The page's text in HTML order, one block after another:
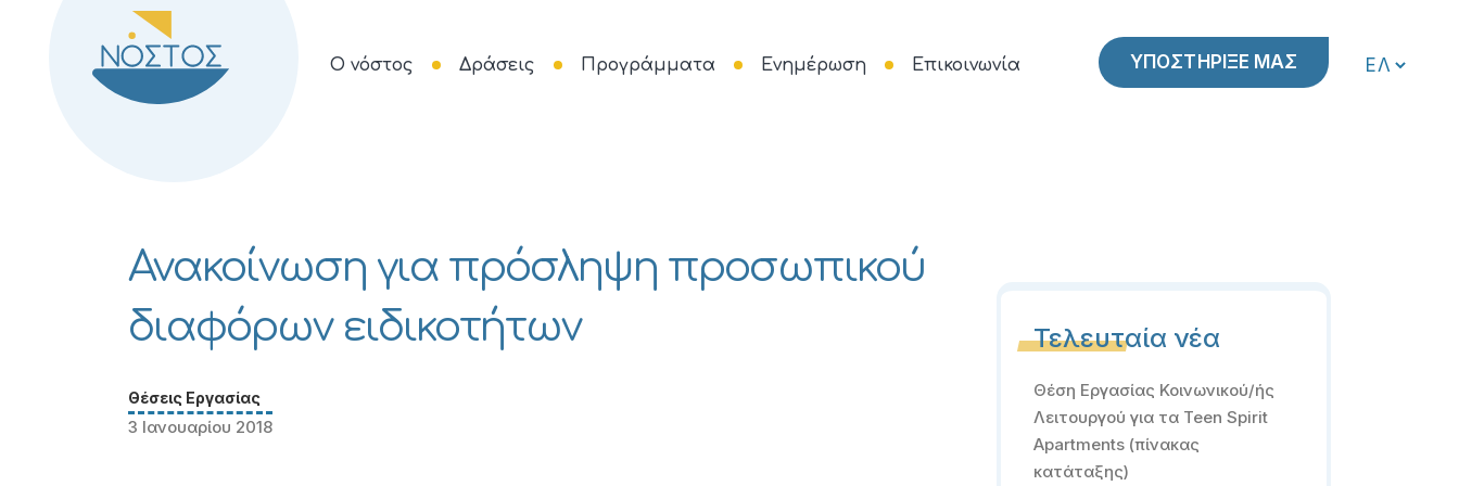
ΥΠΟΣΤΗΡΙΞΕ ΜΑΣ
Ο νόστος Δράσεις Προγράμματα Ενημέρωση Επικοινωνία
Ανακοίνωση για πρόσληψη προσωπικού
διαφόρων ειδικοτήτων
Θέσεις Εργασίας
3 Ιανουαρίου 2018
Τελευταία νέα
Θέση Εργασίας Κοινωνικού/ής
Λειτουργού για τα Teen Spirit
Apartments (πίνακας
κατάταξης)